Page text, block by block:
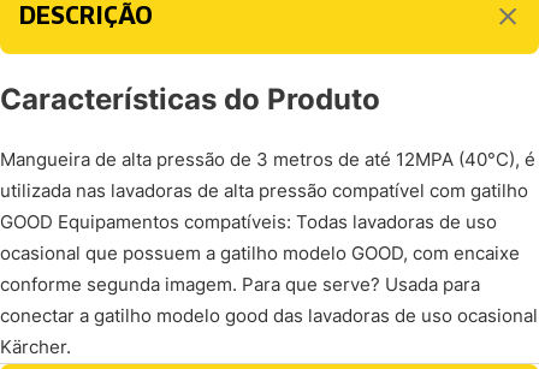
DESCRIÇÃO
Características do Produto
Mangueira de alta pressão de 3 metros de até 12MPA (40°C), é
utilizada nas lavadoras de alta pressão compatível com gatilho
GOOD Equipamentos compatíveis: Todas lavadoras de uso
ocasional que possuem a gatilho modelo GOOD, com encaixe
conforme segunda imagem. Para que serve? Usada para
conectar a gatilho modelo good das lavadoras de uso ocasional
Kärcher.